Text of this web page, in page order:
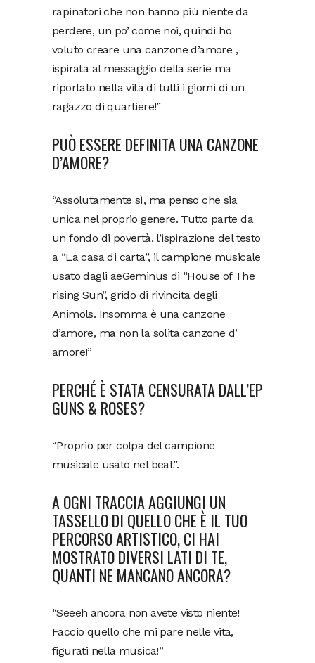
rapinatori che non hanno più niente da
perdere, un po’ come noi, quindi ho
voluto creare una canzone d’amore ,
ispirata al messaggio della serie ma
riportato nella vita di tutti i giorni di un
ragazzo di quartiere!”
PUÒ ESSERE DEFINITA UNA CANZONE
D’AMORE?
“Assolutamente sì, ma penso che sia
unica nel proprio genere. Tutto parte da
un fondo di povertà, l’ispirazione del testo
a “La casa di carta”, il campione musicale
usato dagli aeGeminus di “House of The
rising Sun”, grido di rivincita degli
Animols. Insomma è una canzone
d’amore, ma non la solita canzone d’
amore!”
PERCHÉ È STATA CENSURATA DALL’EP
GUNS & ROSES?
“Proprio per colpa del campione
musicale usato nel beat”.
A OGNI TRACCIA AGGIUNGI UN
TASSELLO DI QUELLO CHE È IL TUO
PERCORSO ARTISTICO, CI HAI
MOSTRATO DIVERSI LATI DI TE,
QUANTI NE MANCANO ANCORA?
“Seeeh ancora non avete visto niente!
Faccio quello che mi pare nelle vita,
figurati nella musica!”